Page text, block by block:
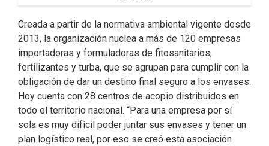
Creada a partir de la normativa ambiental vigente desde
2013, la organización nuclea a más de 120 empresas
importadoras y formuladoras de fitosanitarios,
fertilizantes y turba, que se agrupan para cumplir con la
obligación de dar un destino final seguro a los envases.
Hoy cuenta con 28 centros de acopio distribuidos en
todo el territorio nacional. “Para una empresa por sí
sola es muy difícil poder juntar sus envases y tener un
plan logístico real, por eso se creó esta asociación